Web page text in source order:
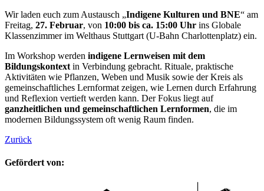
Wir laden euch zum Austausch „Indigene Kulturen und BNE“ am
Freitag, 27. Februar, von 10:00 bis ca. 15:00 Uhr ins Globale
Klassenzimmer im Welthaus Stuttgart (U-Bahn Charlottenplatz) ein.
Im Workshop werden indigene Lernweisen mit dem
Bildungskontext in Verbindung gebracht. Rituale, praktische
Aktivitäten wie Pflanzen, Weben und Musik sowie der Kreis als
gemeinschaftliches Lernformat zeigen, wie Lernen durch Erfahrung
und Reflexion vertieft werden kann. Der Fokus liegt auf
ganzheitlichen und gemeinschaftlichen Lernformen, die im
modernen Bildungssystem oft wenig Raum finden.
Zurück
Gefördert von: